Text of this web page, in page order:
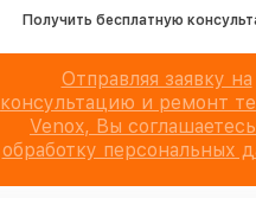
Получить бесплатную
Отправляя заявку на
консультацию и ремонт
Venox, Вы
обработку персональных